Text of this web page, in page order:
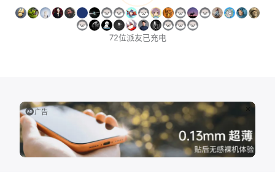
72位派友已充电
广告